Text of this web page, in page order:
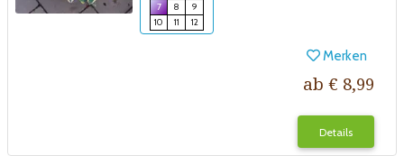
7
8
9
10
11 12
Merken
ab € 8,99
Details